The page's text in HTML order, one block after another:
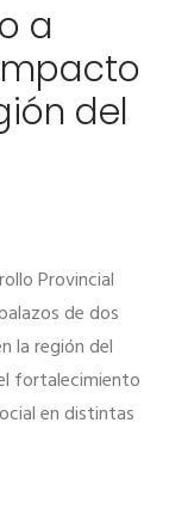
a
del
Provincial
de dos
la región del
fortalecimiento
en distintas